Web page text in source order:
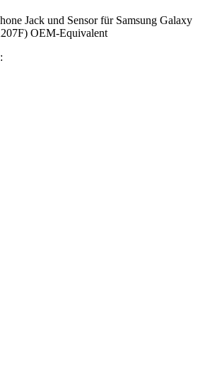
Jack und Sensor für Samsung Galaxy
OEM-Equivalent